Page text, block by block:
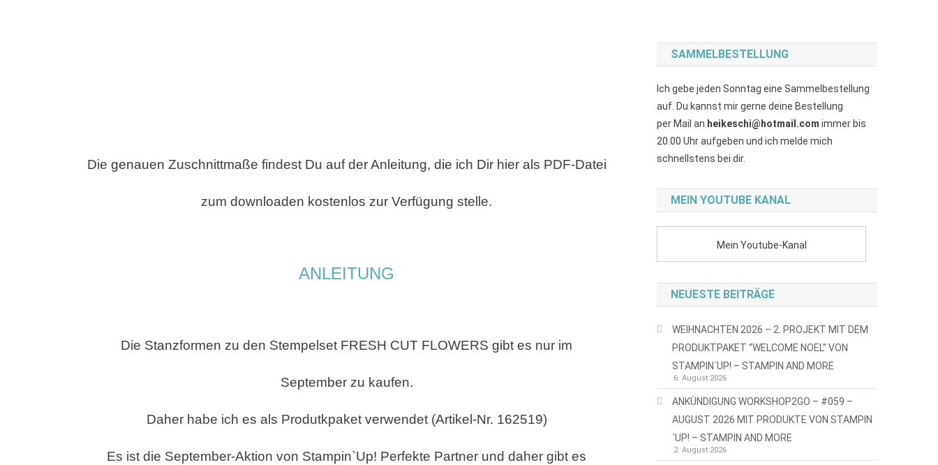
Die genauen Zuschnittmaße findest Du auf der Anleitung, die ich Dir hier als PDF-Datei
zum downloaden kostenlos zur Verfügung stelle.
ANLEITUNG
Die Stanzformen zu den Stempelset FRESH CUT FLOWERS gibt es nur im
September zu kaufen.
Daher habe ich es als Produtkpaket verwendet (Artikel-Nr. 162519)
Es ist die September-Aktion von Stampin`Up! Perfekte Partner und daher gibt es
SAMMELBESTELLUNG
Ich gebe jeden Sonntag eine Sammelbestellung
auf. Du kannst mir gerne deine Bestellung
per Mail an heikeschi@hotmail.com immer bis
20.00 Uhr aufgeben und ich melde mich
schnellstens bei dir.
MEIN YOUTUBE KANAL
Mein Youtube-Kanal
NEUESTE BEITRÄGE
WEIHNACHTEN 2026 – 2. PROJEKT MIT DEM
PRODUKTPAKET “WELCOME NOEL” VON
STAMPIN´UP! – STAMPIN AND MORE
6. August 2026
ANKÜNDIGUNG WORKSHOP2GO – #059 –
AUGUST 2026 MIT PRODUKTE VON STAMPIN
´UP! – STAMPIN AND MORE
2. August 2026